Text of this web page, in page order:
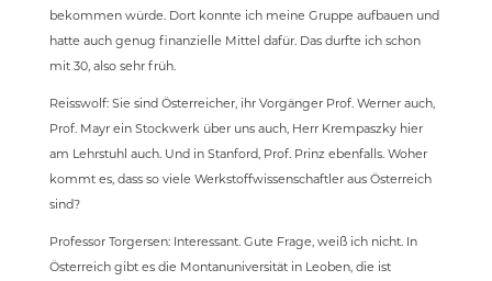
bekommen würde. Dort konnte ich meine Gruppe aufbauen und
hatte auch genug finanzielle Mittel dafür. Das durfte ich schon
mit 30, also sehr früh.
Reisswolf: Sie sind Österreicher, ihr Vorgänger Prof. Werner auch,
Prof. Mayr ein Stockwerk über uns auch, Herr Krempaszky hier
am Lehrstuhl auch. Und in Stanford, Prof. Prinz ebenfalls. Woher
kommt es, dass so viele Werkstoffwissenschaftler aus Österreich
sind?
Professor Torgersen: Interessant. Gute Frage, weiß ich nicht. In
Österreich gibt es die Montanuniversität in Leoben, die ist